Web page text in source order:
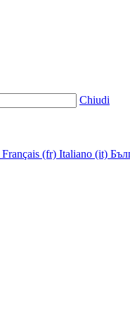
Chiudi
Français ‎(fr)‎ Italiano ‎(it)‎